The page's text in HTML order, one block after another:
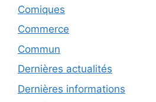
Comiques
Commerce
Commun
Dernières actualités
Dernières informations